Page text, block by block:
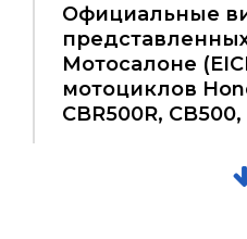
Официальные
Мотосалоне
мотоциклов
CBR500R,